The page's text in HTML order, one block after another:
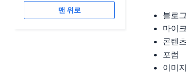
맨 위로
블로그
마이
콘텐
포럼
이미